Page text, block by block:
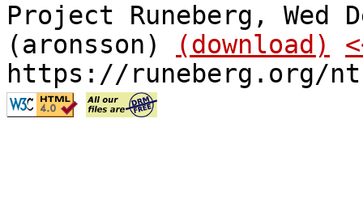
Project Runeberg, Wed
(aronsson)
(download)
https://runeberg.org/